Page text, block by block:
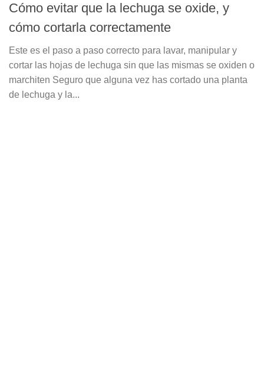
Cómo evitar que la lechuga se oxide, y
cómo cortarla correctamente
Este es el paso a paso correcto para lavar, manipular y
cortar las hojas de lechuga sin que las mismas se oxiden o
marchiten Seguro que alguna vez has cortado una planta
de lechuga y la...